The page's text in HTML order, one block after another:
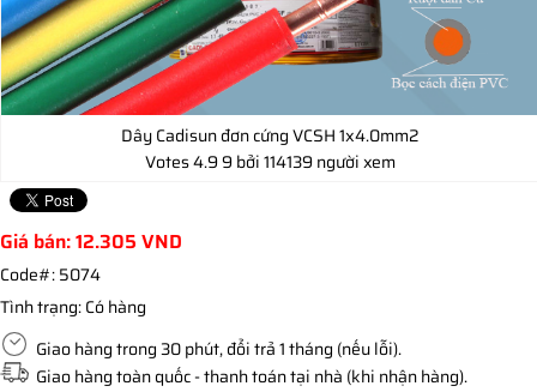
Dây Cadisun đơn cứng VCSH 1x4.0mm2
Votes4.99bởi 114139 người xem
Giá bán:12.305 VND
Code#:5074
Tình trạng:Có hàng
Giao hàng trong 30 phút, đổi trả 1 tháng (nếu lỗi).
Giao hàng toàn quốc - thanh toán tại nhà (khi nhận hàng).